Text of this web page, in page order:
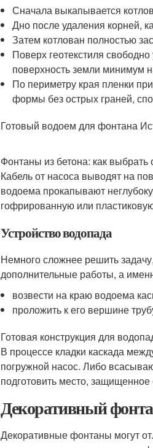
Сначала выкапывается
Дно после удаления корней,
Затем котлован полностью
Поверх геотекстиля
поверхность земли минимум
По периметру края пленки
формы без острых граней,
Готовый водоем для фонтана
Фонтаны из бетона: как
Кабель от насоса выводят на
водоема прокапывают
гофрированную или
Устройство водопада
Немного сложнее решить
дополнительные работы, а
возвести на краю водоема
проложить к его вершине
Готовая конструкция для
В процессе кладки каскада
погружной насос. Либо
подготовить место, защищенное
Декоративный
Декоративные фонтаны могут